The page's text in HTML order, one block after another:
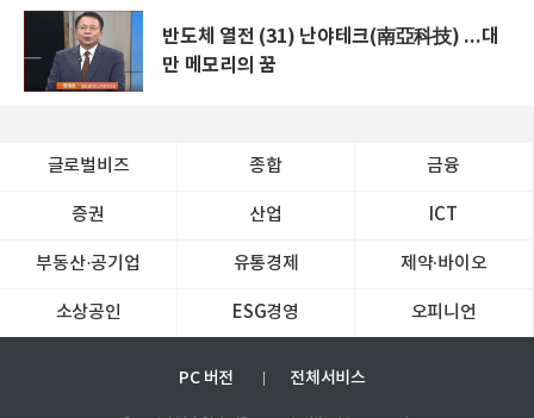
반도체 열전 (31) 난야테크(南亞科技) ...대
만 메모리의 꿈
글로벌비즈 종합 금융
증권 산업 ICT
부동산·공기업 유통경제 제약∙바이오
소상공인 ESG경영 오피니언
PC 버전 전체서비스